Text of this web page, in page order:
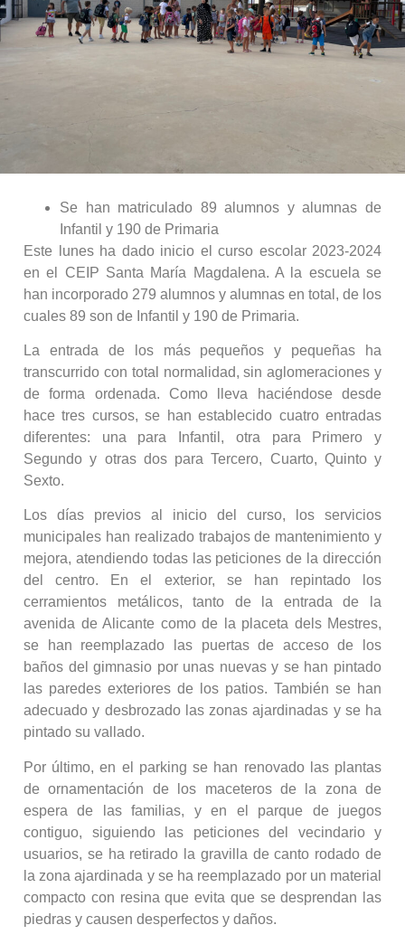
Se han matriculado 89 alumnos y alumnas de
Infantil y 190 de Primaria
Este lunes ha dado inicio el curso escolar 2023-2024
en el CEIP Santa María Magdalena. A la escuela se
han incorporado 279 alumnos y alumnas en total, de los
cuales 89 son de Infantil y 190 de Primaria.
La entrada de los más pequeños y pequeñas ha
transcurrido con total normalidad, sin aglomeraciones y
de forma ordenada. Como lleva haciéndose desde
hace tres cursos, se han establecido cuatro entradas
diferentes: una para Infantil, otra para Primero y
Segundo y otras dos para Tercero, Cuarto, Quinto y
Sexto.
Los días previos al inicio del curso, los servicios
municipales han realizado trabajos de mantenimiento y
mejora, atendiendo todas las peticiones de la dirección
del centro. En el exterior, se han repintado los
cerramientos metálicos, tanto de la entrada de la
avenida de Alicante como de la placeta dels Mestres,
se han reemplazado las puertas de acceso de los
baños del gimnasio por unas nuevas y se han pintado
las paredes exteriores de los patios. También se han
adecuado y desbrozado las zonas ajardinadas y se ha
pintado su vallado.
Por último, en el parking se han renovado las plantas
de ornamentación de los maceteros de la zona de
espera de las familias, y en el parque de juegos
contiguo, siguiendo las peticiones del vecindario y
usuarios, se ha retirado la gravilla de canto rodado de
la zona ajardinada y se ha reemplazado por un material
compacto con resina que evita que se desprendan las
piedras y causen desperfectos y daños.